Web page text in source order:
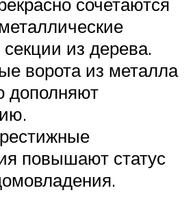
секции из дерева.
ворота из металла
дополняют
повышают статус